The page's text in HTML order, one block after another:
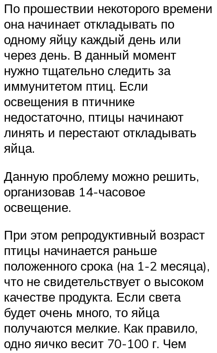
По прошествии некоторого времени
она начинает откладывать по
одному яйцу каждый день или
через день. В данный момент
нужно тщательно следить за
иммунитетом птиц. Если
освещения в птичнике
недостаточно, птицы начинают
линять и перестают откладывать
яйца.
Данную проблему можно решить,
организовав 14-часовое
освещение.
При этом репродуктивный возраст
птицы начинается раньше
положенного срока (на 1-2 месяца),
что не свидетельствует о высоком
качестве продукта. Если света
будет очень много, то яйца
получаются мелкие. Как правило,
одно яичко весит 70-100 г. Чем